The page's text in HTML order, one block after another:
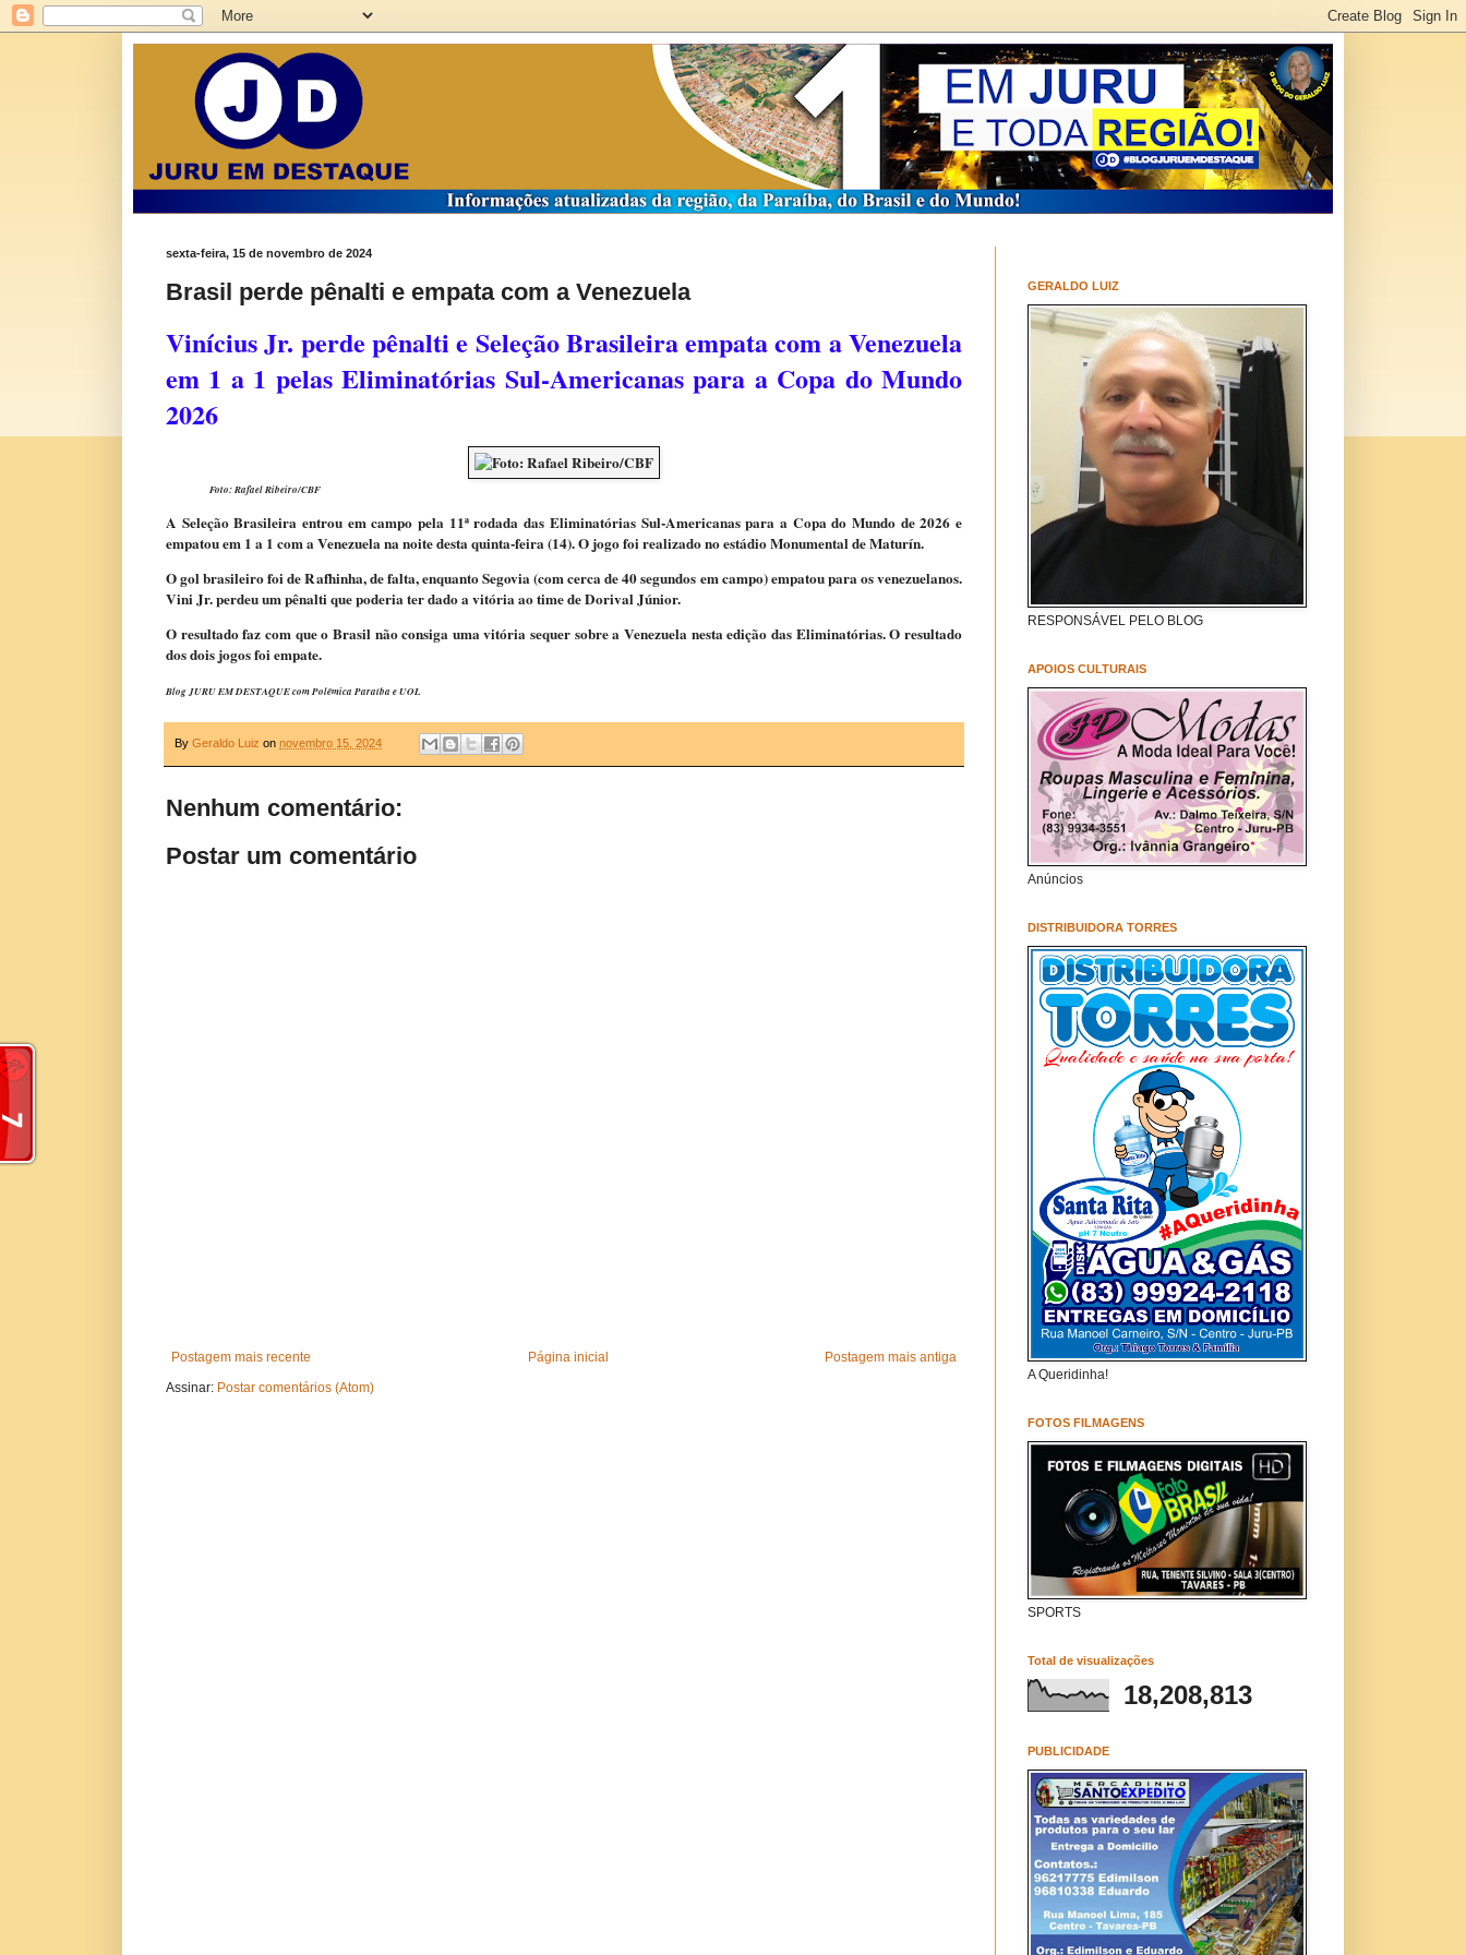
sexta-feira, 15 de novembro de 2024
Brasil perde pênalti e empata com a Venezuela
Vinícius Jr. perde pênalti e Seleção Brasileira empata com a Venezuela
em 1 a 1 pelas Eliminatórias Sul-Americanas para a Copa do Mundo
2026
Foto: Rafael Ribeiro/CBF
A Seleção Brasileira entrou em campo pela 11ª rodada das Eliminatórias Sul-Americanas para a Copa do Mundo de 2026 e
empatou em 1 a 1 com a Venezuela na noite desta quinta-feira (14). O jogo foi realizado no estádio Monumental de Maturín.
O gol brasileiro foi de Rafhinha, de falta, enquanto Segovia (com cerca de 40 segundos em campo) empatou para os venezuelanos.
Vini Jr. perdeu um pênalti que poderia ter dado a vitória ao time de Dorival Júnior.
O resultado faz com que o Brasil não consiga uma vitória sequer sobre a Venezuela nesta edição das Eliminatórias. O resultado
dos dois jogos foi empate.
Blog JURU EM DESTAQUE com Polêmica Paraíba e UOL
By Geraldo Luiz on novembro 15, 2024
Nenhum comentário:
Postar um comentário
Postagem mais recente Postagem mais antiga
Página inicial
Assinar: Postar comentários (Atom)
GERALDO LUIZ
RESPONSÁVEL PELO BLOG
APOIOS CULTURAIS
Anúncios
DISTRIBUIDORA TORRES
A Queridinha!
FOTOS FILMAGENS
SPORTS
Total de visualizações
18,208,813
PUBLICIDADE